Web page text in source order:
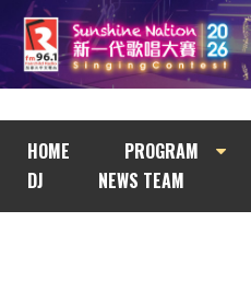
HOME PROGRAM
DJ
NEWS TEAM